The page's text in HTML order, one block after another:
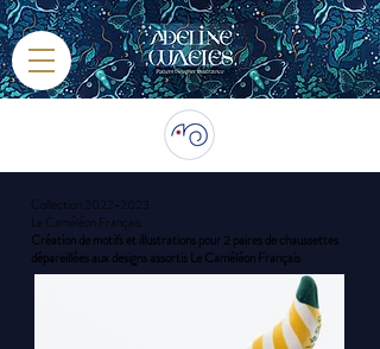
Collection 2022-2023
Le Caméléon Français
Création de motifs et illustrations pour 2 paires de chaussettes
dépareillées aux designs assortis Le Caméléon Français